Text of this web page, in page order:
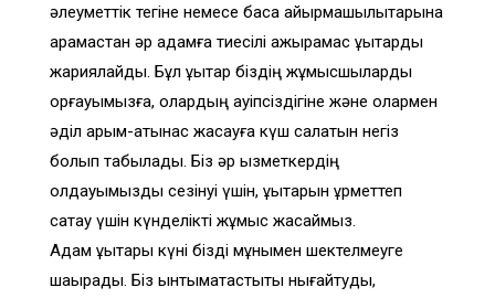
әлеуметтік тегіне немесе басқа айырмашылықтарына
қарамастан әр адамға тиесілі ажырамас құқықтарды
жариялайды. Бұл құқықтар біздің жұмысшыларды
қорғауымызға, олардың қауіпсіздігіне және олармен
әділ қарым-қатынас жасауға күш салатын негіз
болып табылады. Біз әр қызметкердің
қолдауымызды сезінуі үшін, құқықтарын құрметтеп
сақтау үшін күнделікті жұмыс жасаймыз.
Адам құқықтары күні бізді мұнымен шектелмеуге
шақырады. Біз ынтымақтастықты нығайтуды,